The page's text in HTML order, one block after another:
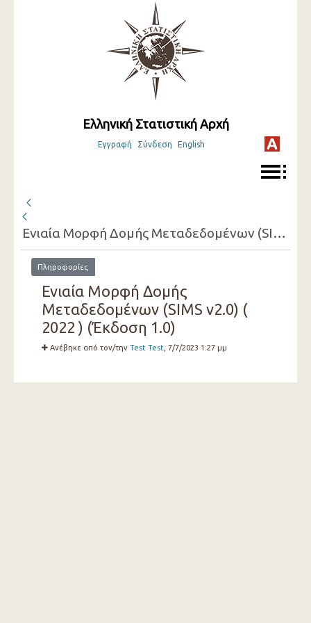
Ελληνική Στατιστική Αρχή
Εγγραφή Σύνδεση English
Ενιαία Μορφή Δομής Μεταδεδομένων (SIMS v2.0) ( 2022 )
Πληροφορίες
Ενιαία Μορφή Δομής
Μεταδεδομένων (SIMS v2.0) (
2022 ) (Έκδοση 1.0)
Ανέβηκε από τον/την Test Test , 7/7/2023 1:27 μμ